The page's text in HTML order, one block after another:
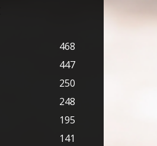
468
447
250
248
195
141